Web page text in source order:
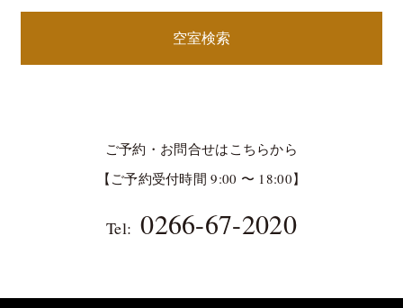
空室検索
ご予約・お問合せはこちらから
【ご予約受付時間 9:00 〜 18:00】
Tel: 0266-67-2020